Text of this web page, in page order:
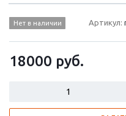
Нет в наличии Артикул:
18000 руб.